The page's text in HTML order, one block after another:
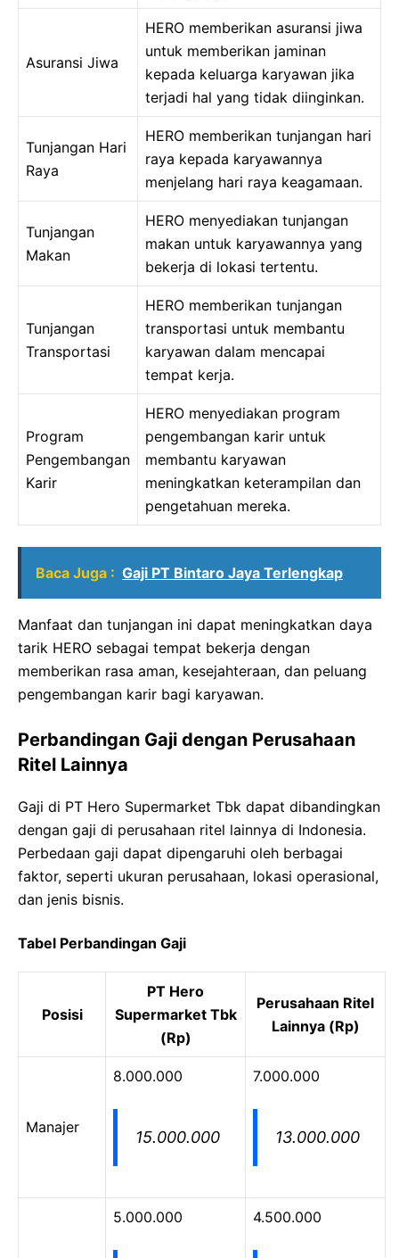
Asuransi Jiwa
HERO memberikan asuransi jiwa
untuk memberikan jaminan
kepada keluarga karyawan jika
terjadi hal yang tidak diinginkan.
Tunjangan Hari
Raya
HERO memberikan tunjangan hari
raya kepada karyawannya
menjelang hari raya keagamaan.
Tunjangan
Makan
HERO menyediakan tunjangan
makan untuk karyawannya yang
bekerja di lokasi tertentu.
Tunjangan
Transportasi
HERO memberikan tunjangan
transportasi untuk membantu
karyawan dalam mencapai
tempat kerja.
Program
Pengembangan
Karir
HERO menyediakan program
pengembangan karir untuk
membantu karyawan
meningkatkan keterampilan dan
pengetahuan mereka.
Baca Juga : Gaji PT Bintaro Jaya Terlengkap
Manfaat dan tunjangan ini dapat meningkatkan daya
tarik HERO sebagai tempat bekerja dengan
memberikan rasa aman, kesejahteraan, dan peluang
pengembangan karir bagi karyawan.
Perbandingan Gaji dengan Perusahaan
Ritel Lainnya
Gaji di PT Hero Supermarket Tbk dapat dibandingkan
dengan gaji di perusahaan ritel lainnya di Indonesia.
Perbedaan gaji dapat dipengaruhi oleh berbagai
faktor, seperti ukuran perusahaan, lokasi operasional,
dan jenis bisnis.
Tabel Perbandingan Gaji
Posisi
PT Hero
Supermarket Tbk
(Rp)
Perusahaan Ritel
Lainnya (Rp)
Manajer
8.000.000
15.000.000
7.000.000
13.000.000
5.000.000 4.500.000